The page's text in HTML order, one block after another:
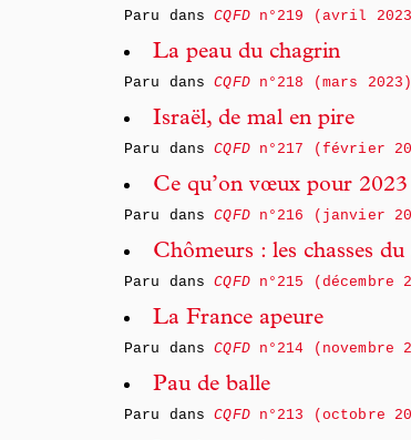
Paru dansCQFDn°219 (avril
La peau du chagrin
Paru dansCQFDn°218 (mars 2023)
Israël, de mal en pire
Paru dansCQFDn°217 (février
Ce qu’on vœux pour
Paru dansCQFDn°216 (janvier
Chômeurs : les chasses
Paru dansCQFDn°215 (décembre
La France apeure
Paru dansCQFDn°214 (novembre
Pau de balle
Paru dansCQFDn°213 (octobre